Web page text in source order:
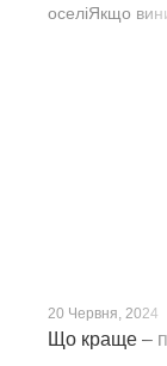
оселіЯкщо
20 Червня, 2024
Що краще –